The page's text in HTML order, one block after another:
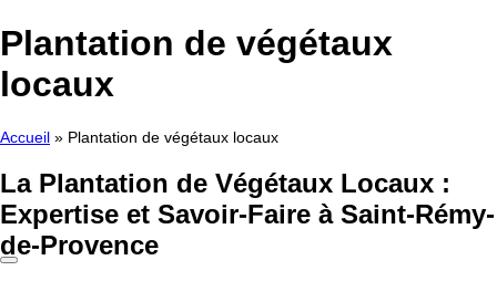
Aller
au
contenu
Plantation de végétaux
locaux
Accueil » Plantation de végétaux locaux
La Plantation de Végétaux Locaux :
Expertise et Savoir-Faire à Saint-Rémy-
de-Provence